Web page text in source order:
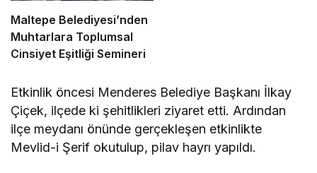
Maltepe Belediyesi’nden
Muhtarlara Toplumsal
Cinsiyet Eşitliği Semineri
Etkinlik öncesi Menderes Belediye Başkanı İlkay
Çiçek, ilçede ki şehitlikleri ziyaret etti. Ardından
ilçe meydanı önünde gerçekleşen etkinlikte
Mevlid-i Şerif okutulup, pilav hayrı yapıldı.